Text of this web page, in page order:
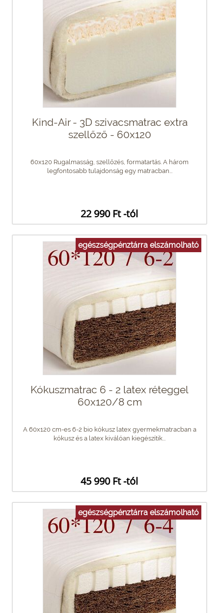
Kind-Air - 3D szivacsmatrac extra
szellőző - 60x120
60x120 Rugalmasság, szellőzés, formatartás. A három
legfontosabb tulajdonság egy matracban...
22 990 Ft -tól
egészségpénztárra elszámolható
Kókuszmatrac 6 - 2 latex réteggel
60x120/8 cm
A 60x120 cm-es 6-2 bio kókusz latex gyermekmatracban a
kókusz és a latex kiválóan kiegészítik...
45 990 Ft -tól
egészségpénztárra elszámolható